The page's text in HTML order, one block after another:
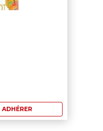
ADHÉRER